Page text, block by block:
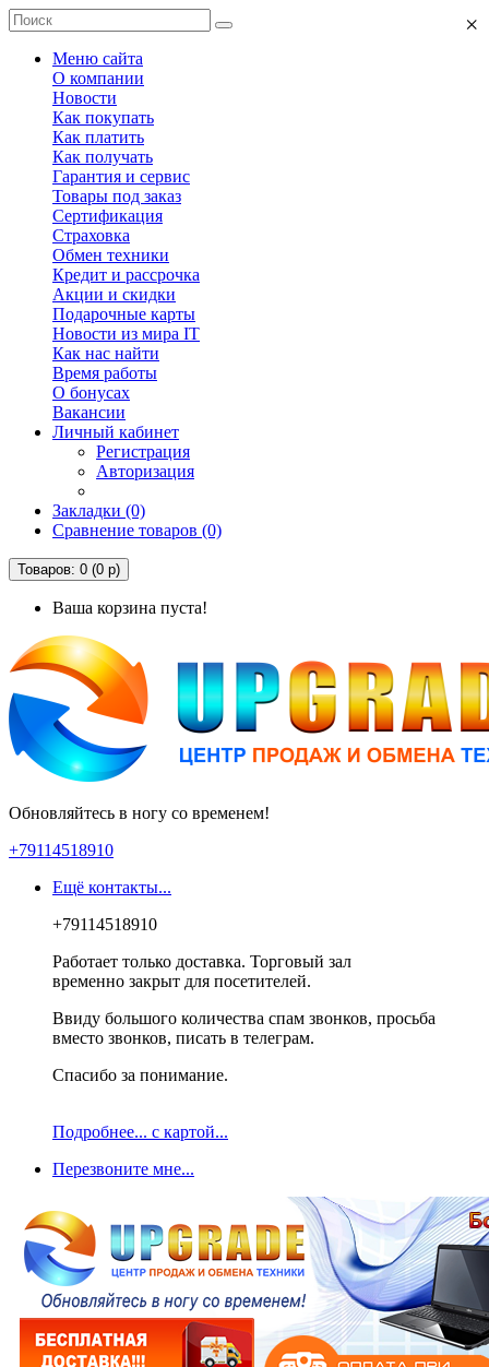
Меню сайта
О компании
Новости
Как покупать
Как платить
Как получать
Гарантия и сервис
Товары под заказ
Сертификация
Страховка
Обмен техники
Кредит и рассрочка
Акции и скидки
Подарочные карты
Новости из мира IT
Как нас найти
Время работы
О бонусах
Вакансии
Личный кабинет
Регистрация
Авторизация
Закладки (0)
Сравнение товаров (0)
Товаров: 0 (0 р)
Ваша корзина пуста!
Обновляйтесь в ногу со временем!
+79114518910
Ещё контакты...
×
+79114518910
Работает только доставка. Торговый зал
временно закрыт для посетителей.
Ввиду большого количества спам звонков, просьба
вместо звонков, писать в телеграм.
Спасибо за понимание.
Подробнее... с картой...
Перезвоните мне...